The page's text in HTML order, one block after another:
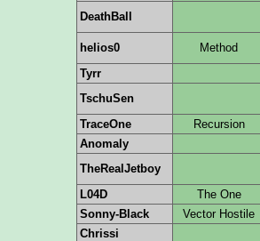
DeathBall
helios0 Method
Tyrr
TschuSen
TraceOne
Recursion
Anomaly
TheRealJetboy
L04D
The One
Sonny-Black
Vector Hostile
Chrissi